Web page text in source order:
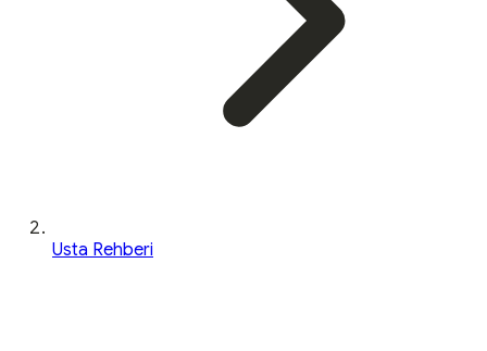
Usta Rehberi